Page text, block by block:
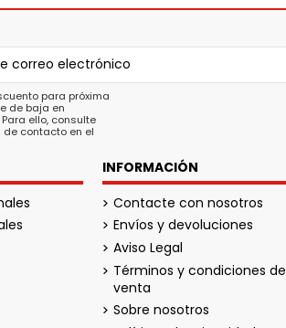
para próxima
de baja en
ello, consulte
contacto en el
INFORMACIÓN
Contacte con nosotros
Envíos y devoluciones
Aviso Legal
Términos y condiciones de
venta
Sobre nosotros